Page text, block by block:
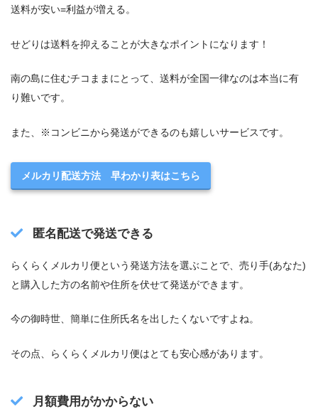
送料が安い=利益が増える。
せどりは送料を抑えることが大きなポイントになります！
南の島に住むチコままにとって、送料が全国一律なのは本当に有
り難いです。
また、※コンビニから発送ができるのも嬉しいサービスです。
メルカリ配送方法 早わかり表はこちら
匿名配送で発送できる
らくらくメルカリ便という発送方法を選ぶことで、売り手(あなた)
と購入した方の名前や住所を伏せて発送ができます。
今の御時世、簡単に住所氏名を出したくないですよね。
その点、らくらくメルカリ便はとても安心感があります。
月額費用がかからない